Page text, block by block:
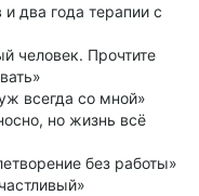
два года терапии с
человек. Прочтите
всегда со мной»
но жизнь всё
без работы»